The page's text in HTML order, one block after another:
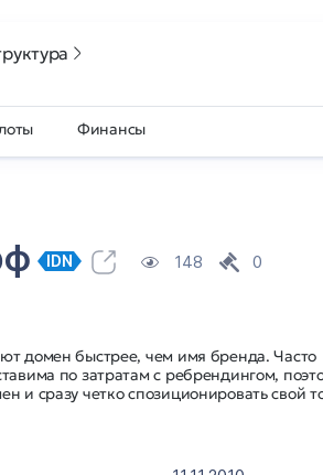
Финансы
IDN 148 0
домен быстрее, чем имя бренда. Часто
по затратам с ребрендингом,
и сразу четко спозиционировать свой